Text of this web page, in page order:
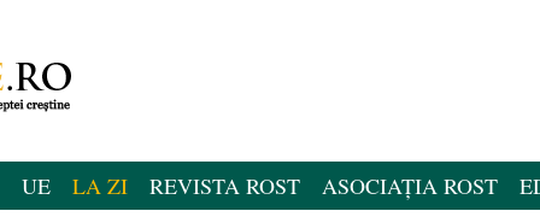
UE LA ZI REVISTA ROST ASOCIAȚIA ROST